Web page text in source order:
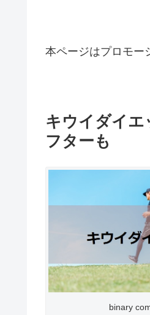
本ページはプロモー
キウイダイエ
フターも
binary